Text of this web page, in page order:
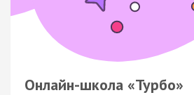
Онлайн-школа «Турбо»